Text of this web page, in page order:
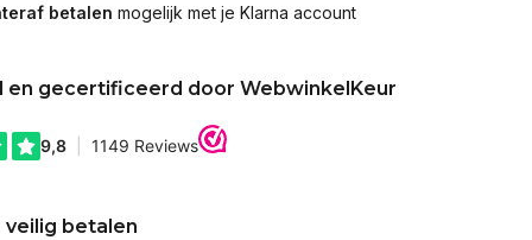
betalen mogelijk met je Klarna account
en gecertificeerd door WebwinkelKeur
veilig betalen